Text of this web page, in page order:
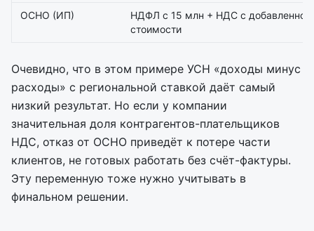
ОСНО (ИП)
НДФЛ с 15 млн + НДС с добавленной
стоимости
Очевидно, что в этом примере УСН «доходы минус
расходы» с региональной ставкой даёт самый
низкий результат. Но если у компании
значительная доля контрагентов-плательщиков
НДС, отказ от ОСНО приведёт к потере части
клиентов, не готовых работать без счёт-фактуры.
Эту переменную тоже нужно учитывать в
финальном решении.